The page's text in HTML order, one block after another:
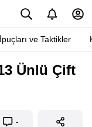
İpuçları ve Taktikler
Ünlü Çift
-